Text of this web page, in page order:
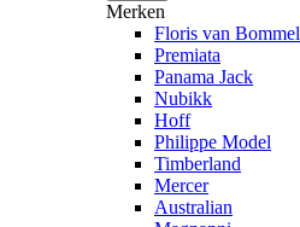
Merken
Floris van Bommel
Premiata
Panama Jack
Nubikk
Hoff
Philippe Model
Timberland
Mercer
Australian